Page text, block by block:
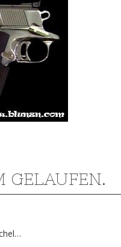
GELAUFEN.